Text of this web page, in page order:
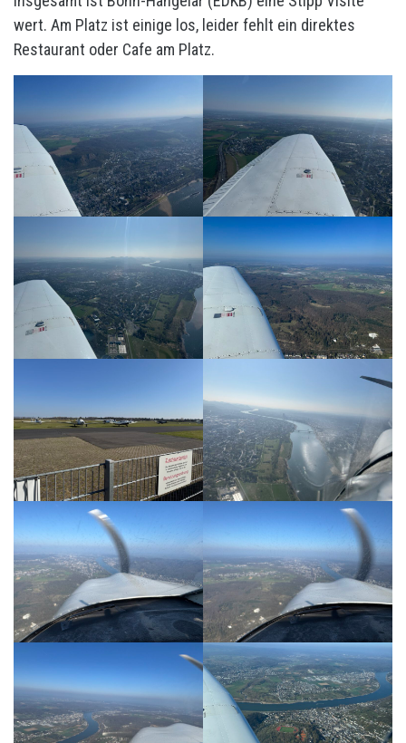
wert. Am Platz ist einige los, leider fehlt ein direktes
Restaurant oder Cafe am Platz.